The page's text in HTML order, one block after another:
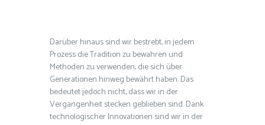
Darüber hinaus sind wir bestrebt, in jedem
Prozess die Tradition zu bewahren und
Methoden zu verwenden, die sich über
Generationen hinweg bewährt haben. Das
bedeutet jedoch nicht, dass wir in der
Vergangenheit stecken geblieben sind. Dank
technologischer Innovationen sind wir in der